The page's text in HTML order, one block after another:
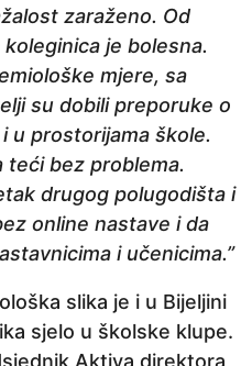
zaraženo. Od
je bolesna.
mjere, sa
su dobili preporuke o
u prostorijama škole.
teći bez problema.
drugog polugodišta i
online nastave i da
i učenicima.”
slika je i u Bijeljini
sjelo u školske klupe.
Aktiva direktora